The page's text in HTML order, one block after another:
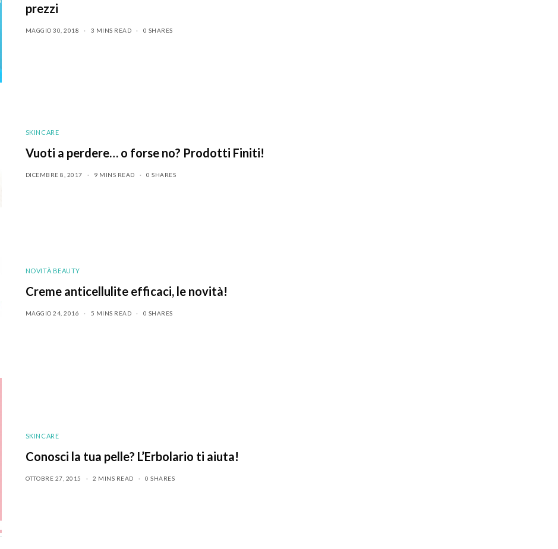
prezzi
MAGGIO 30, 2018 3 MINS READ 0 SHARES
SKINCARE
Vuoti a perdere… o forse no? Prodotti Finiti!
DICEMBRE 8, 2017 9 MINS READ 0 SHARES
NOVITÀ BEAUTY
Creme anticellulite efficaci, le novità!
MAGGIO 24, 2016 5 MINS READ 0 SHARES
SKINCARE
Conosci la tua pelle? L’Erbolario ti aiuta!
OTTOBRE 27, 2015 2 MINS READ 0 SHARES